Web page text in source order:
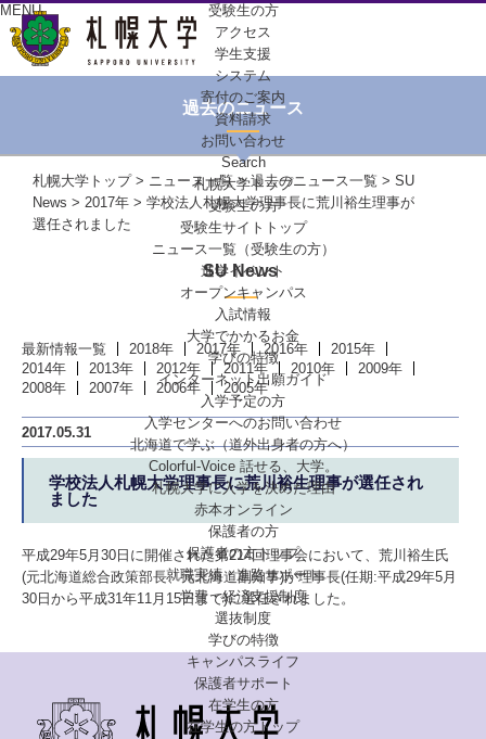
MENU
受験生の方
アクセス
学生支援
システム
寄付のご案内
資料請求
お問い合わせ
Search
札幌大学トップ
受験生の方
受験生サイトトップ
ニュース一覧（受験生の方）
進学イベント
オープンキャンパス
入試情報
大学でかかるお金
学びの特徴
インターネット出願ガイド
入学予定の方
入学センターへのお問い合わせ
北海道で学ぶ（道外出身者の方へ）
Colorful-Voice 話せる、大学。
札幌大学に入学を決めた理由
赤本オンライン
保護者の方
保護者の方トップ
就職実績・進路サポート
学費・経済支援制度
選抜制度
学びの特徴
キャンパスライフ
保護者サポート
在学生の方
在学生の方トップ
過去のニュース
札幌大学トップ> ニュース一覧>過去のニュース一覧 > SU
News > 2017年 > 学校法人札幌大学理事長に荒川裕生理事が
選任されました
SU News
最新情報一覧 2018年 2017年 2016年
2015年
2014年
2013年 2012年 2011年 2010年
2009年
2008年
2007年 2006年 2005年
2017.05.31
学校法人札幌大学理事長に荒川裕生理事が選任され
ました
平成29年5月30日に開催された第214回理事会において、荒川裕生氏
(元北海道総合政策部長、元北海道副知事)が理事長(任期:平成29年5月
30日から平成31年11月15日まで)に選任されました。